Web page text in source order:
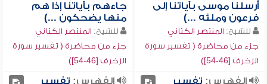
أرسلنا موسى بآياتنا إلى
فرعون وملئه ...)
للشيخ: المنتصر الكتاني
جزء من محاضرة ( تفسير سورة
الزخرف [46-54])
جاءهم بآياتنا إذا هم
منها يضحكون ...)
للشيخ: المنتصر الكتاني
جزء من محاضرة ( تفسير سورة
الزخرف [46-54])
الفهرس: تفسير
الفهرس: تفسير